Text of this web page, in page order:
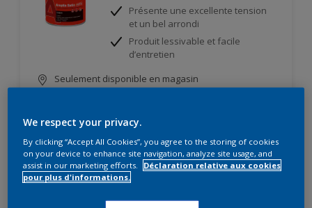
Présente une excellente tension
et un bel arrondi
Produit lessivable et facile
d’entretien
Seulement disponible en magasin
Comparer
We respect your privacy.
By clicking “Accept All Cookies”, you agree to the storing of cookies
on your device to enhance site navigation, analyze site usage, and
assist in our marketing efforts.
Déclaration relative aux cookies
pour plus d'informations.